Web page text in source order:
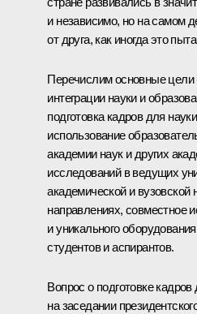
и независимо, но на самом
от друга, как иногда это
Перечислим основные цели
интеграции науки и
подготовка кадров для
использование
академии наук и других
исследований в ведущих
академической и вузовской
направлениях, совместное
и уникального
студентов и аспирантов.
Вопрос о подготовке
на заседании